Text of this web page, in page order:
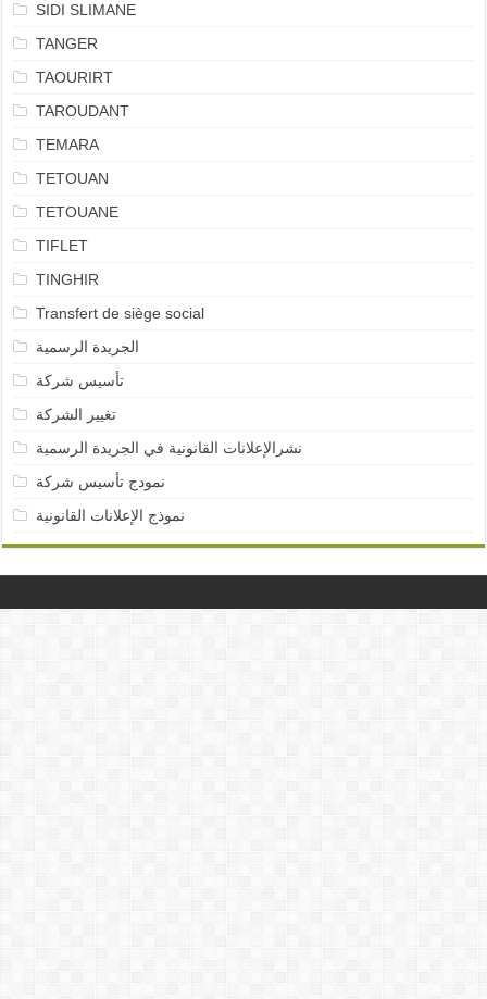
SIDI SLIMANE
TANGER
TAOURIRT
TAROUDANT
TEMARA
TETOUAN
TETOUANE
TIFLET
TINGHIR
Transfert de siège social
الجريدة الرسمية
تأسيس شركة
تغيير الشركة
نشرالإعلانات القانونية في الجريدة الرسمية
نمودج تأسيس شركة
نموذج الإعلانات القانونية